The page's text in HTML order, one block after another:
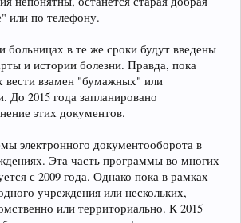
или по телефону.
больницах в те же сроки будут введены
и истории болезни. Правда, пока
вести взамен "бумажных" или
До 2015 года запланировано
этих документов.
электронного документооборота в
Эта часть программы во многих
с 2009 года. Однако пока в рамках
учреждения или нескольких,
или территориально. К 2015